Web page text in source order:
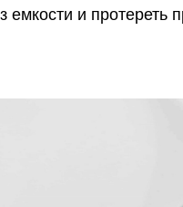
емкости и протереть